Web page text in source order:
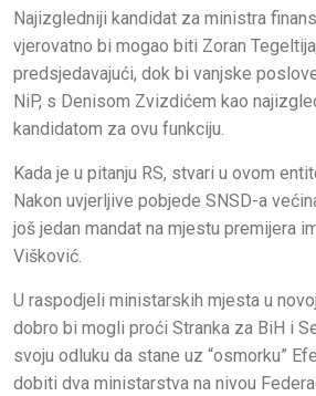
Najizgledniji kandidat za ministra
vjerovatno bi mogao biti Zoran
predsjedavajući, dok bi vanjske
NiP, s Denisom Zvizdićem kao
kandidatom za ovu funkciju.
Kada je u pitanju RS, stvari u ovom
Nakon uvjerljive pobjede SNSD-a
još jedan mandat na mjestu premijera
Višković.
U raspodjeli ministarskih mjesta u
dobro bi mogli proći Stranka za BiH i
svoju odluku da stane uz “osmorku”
dobiti dva ministarstva na nivou